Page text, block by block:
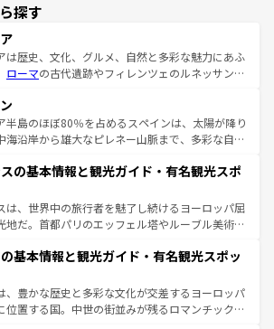
探す
は歴史、文化、グルメ、自然と多彩な魅力にあふ
ローマの古代遺跡やフィレンツェのルネッサンス
スカーナの美しい田園風景やアマルフィ海岸の絶
自然景観も見逃せない。観光の合間には、本場の
スタなど、絶品のイタリア料理を堪能することも
れるイタリアで、忘れられない旅をしてみよう！
着のイタリア情報は
半島のほぼ80％を占めるスペインは、太陽が降り
海沿岸から雄大なピレネー山脈まで、多彩な自然
付くこの国では、情熱的なフラメンコ、熱気あふ
、そして美味しいタパスが生活の一部となってい
マドリードの洗練された雰囲気や、バルセロナの
溢れた街角から、地方では古代ローマ遺跡や中世
方によって風土や気候が異なるスペインはその個
一覧 を参照してほしい。
の基本情報と観光ガイド・有名観光スポ
は、世界中の旅行者を魅了し続けるヨーロッパ屈
地だ。首都パリのエッフェル塔やルーブル美術館
い魅力が詰まっている。華麗な宮殿、歴史的な大
しいビーチ、そして豊かな自然が、訪れる者を心
する。また、フランスは美食の国としても知ら
ンス料理はユネスコ無形文化遺産にも登録されて
基本情報と観光ガイド・有名観光スポッ
、豊かな歴史と多彩な文化が交差するヨーロッパ
位置する国。中世の街並みが残るロマンチック街